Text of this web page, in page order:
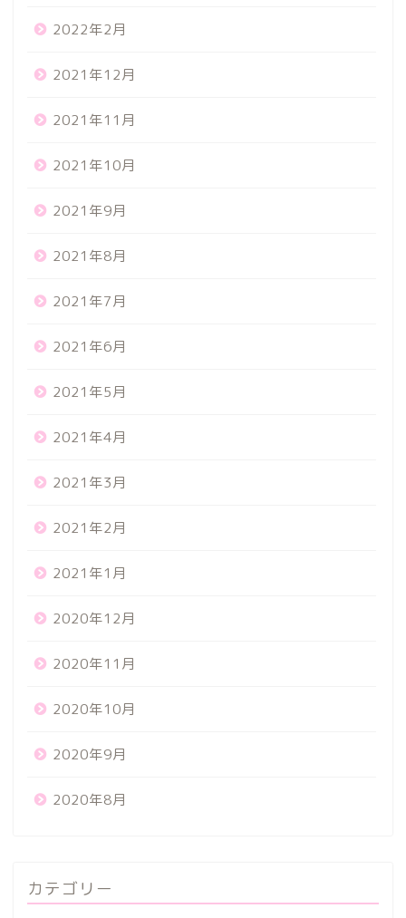
2022年2月
2021年12月
2021年11月
2021年10月
2021年9月
2021年8月
2021年7月
2021年6月
2021年5月
2021年4月
2021年3月
2021年2月
2021年1月
2020年12月
2020年11月
2020年10月
2020年9月
2020年8月
カテゴリー